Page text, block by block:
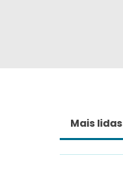
Mais lidas